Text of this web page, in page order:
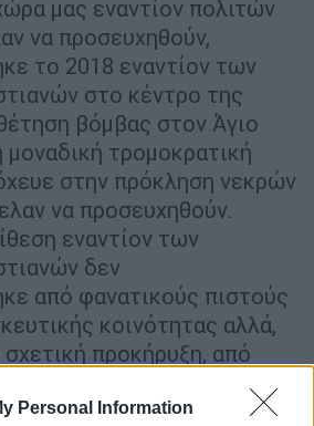
Personal Information
μας εναντίον πολιτών
να προσευχηθούν,
το 2018 εναντίον των
στο κέντρο της
βόμβας στον Άγιο
μοναδική τρομοκρατική
στην πρόκληση νεκρών
να προσευχηθούν.
εναντίον των
δεν
από φανατικούς πιστούς
κοινότητας αλλά,
προκήρυξη, από
πολιτική και